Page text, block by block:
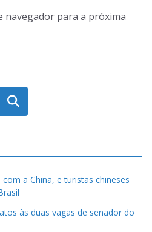
navegador para a próxima
a China, e turistas chineses
às duas vagas de senador do